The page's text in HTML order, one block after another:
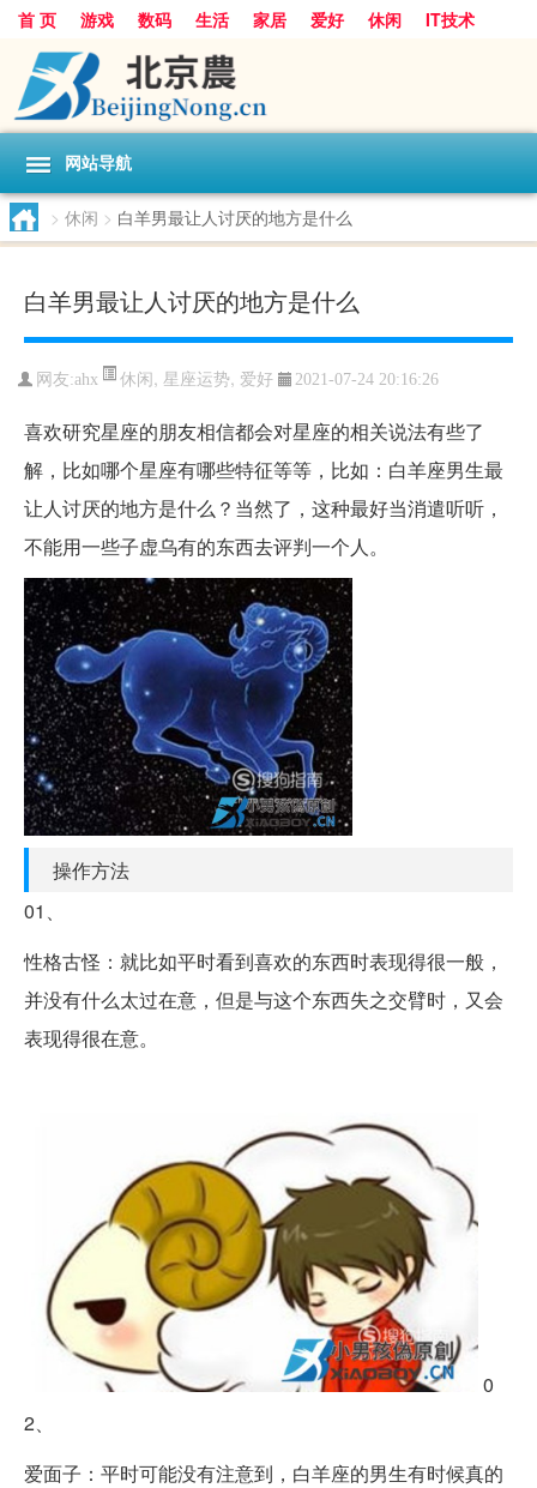
首 页 游戏 数码 生活 家居 爱好 休闲
IT技术
互联网
手机 购物
网站导航
> 休闲 > 白羊男最让人讨厌的地方是什么
白羊男最让人讨厌的地方是什么
网友:ahx 休闲, 星座运势, 爱好 2021-07-24 20:16:26
喜欢研究星座的朋友相信都会对星座的相关说法有些了
解，比如哪个星座有哪些特征等等，比如：白羊座男生最
让人讨厌的地方是什么？当然了，这种最好当消遣听听，
不能用一些子虚乌有的东西去评判一个人。
操作方法
01、
性格古怪：就比如平时看到喜欢的东西时表现得很一般，
并没有什么太过在意，但是与这个东西失之交臂时，又会
表现得很在意。
0
2、
爱面子：平时可能没有注意到，白羊座的男生有时候真的